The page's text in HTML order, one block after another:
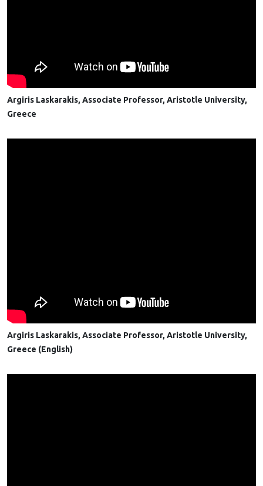
Argiris Laskarakis, Associate Professor, Aristotle University,
Greece
Argiris Laskarakis, Associate Professor, Aristotle University,
Greece (English)